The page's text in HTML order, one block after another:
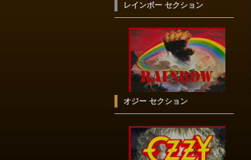
レインボー セクション
オジー セクション